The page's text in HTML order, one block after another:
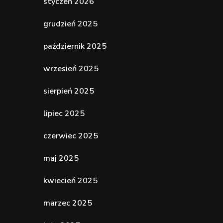
grudzień 2025
październik 2025
wrzesień 2025
sierpień 2025
lipiec 2025
czerwiec 2025
maj 2025
kwiecień 2025
marzec 2025